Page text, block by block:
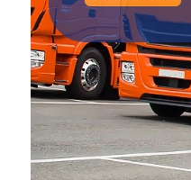
Подробно